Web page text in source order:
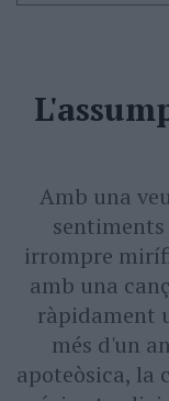
Amb una
irrompre
amb una
ràpidament
més d'un
apoteòsica, la